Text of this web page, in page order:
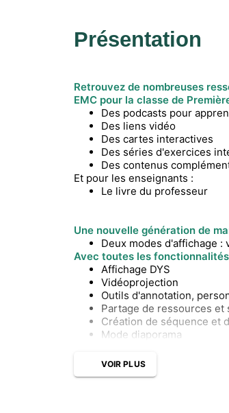
Présentation
Retrouvez de nombreuses
EMC pour la classe de
Des podcasts pour
Des liens vidéo
Des cartes interactives
Des séries d'exercices
Des contenus
Et pour les enseignants :
Le livre du professeur
Une nouvelle génération de
Deux modes d'affichage :
Avec toutes les
Affichage DYS
Vidéoprojection
Outils d'annotation,
Partage de ressources et
Création de séquence et
Mode diaporama
VOIR PLUS